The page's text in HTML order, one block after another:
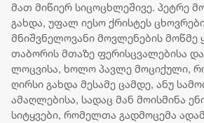
მათ მიწიერ სიცოცხლეშივე. პეტრე
გახდა, უფალ იესო ქრისტეს
მნიშვნელოვანი მოვლენების
თაბორის მთაზე ფერისცვალებისა და
ლოცვისა, ხოლო პავლე მოციქული,
ღირსი გახდა მესამე ცამდე, ანუ
ამაღლებისა, სადაც მან მოისმინა
სიტყვები, რომელთა გადმოცემა